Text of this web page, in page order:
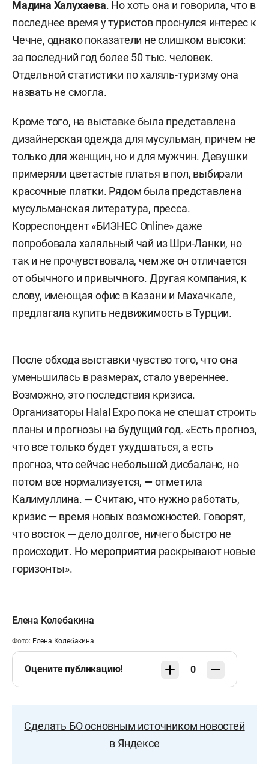
Мадина Халухаева. Но хоть она и говорила, что в
последнее время у туристов проснулся интерес к
Чечне, однако показатели не слишком высоки:
за последний год более 50 тыс. человек.
Отдельной статистики по халяль-туризму она
назвать не смогла.
Кроме того, на выставке была представлена
дизайнерская одежда для мусульман, причем не
только для женщин, но и для мужчин. Девушки
примеряли цветастые платья в пол, выбирали
красочные платки. Рядом была представлена
мусульманская литература, пресса.
Корреспондент «БИЗНЕС Online» даже
попробовала халяльный чай из Шри-Ланки, но
так и не прочувствовала, чем же он отличается
от обычного и привычного. Другая компания, к
слову, имеющая офис в Казани и Махачкале,
предлагала купить недвижимость в Турции.
После обхода выставки чувство того, что она
уменьшилась в размерах, стало увереннее.
Возможно, это последствия кризиса.
Организаторы Halal Expo пока не спешат строить
планы и прогнозы на будущий год. «Есть прогноз,
что все только будет ухудшаться, а есть
прогноз, что сейчас небольшой дисбаланс, но
потом все нормализуется, — отметила
Калимуллина. — Считаю, что нужно работать,
кризис — время новых возможностей. Говорят,
что восток —дело долгое, ничего быстро не
происходит. Но мероприятия раскрывают новые
горизонты».
Елена Колебакина
Фото: Елена Колебакина
Оцените публикацию! 0
Сделать БО основным источником новостей
в Яндексе